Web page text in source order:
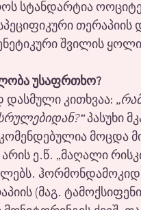
სტანდარტია
შვილის
უსაფრთხო?
დასმული კითხვაა:
პასუხი
მოცდა
ე.წ. „მაღალი
(მაგ.